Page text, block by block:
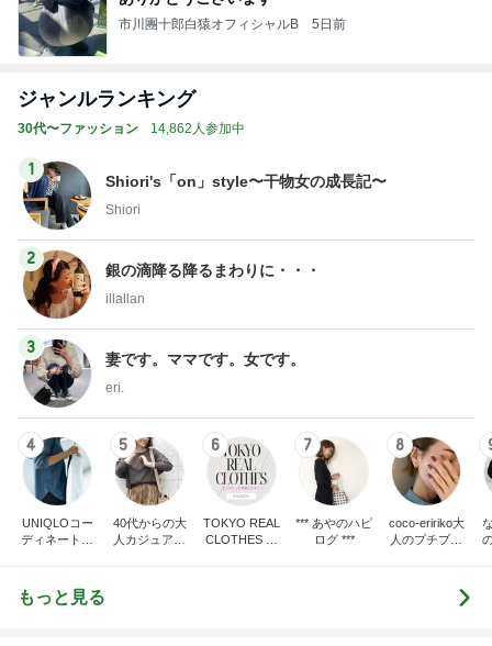
市川團十郎白猿オフィシャルB 5日前
ジャンルランキング
30代〜ファッション 14,862人参加中
1
Shiori's「on」style〜干物女の成長記〜
Shiori
2
銀の滴降る降るまわりに・・・
illallan
3
妻です。ママです。女です。
eri.
4
UNIQLOコー
ディネート日
5
40代からの大
人カジュアル
6
TOKYO REAL
CLOTHES 大
7
*** あやのハピ
ログ ***
8
coco-eririko大
人のプチプラ
もっと見る